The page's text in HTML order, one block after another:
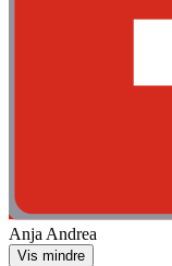
Anja Andrea
Vis mindre